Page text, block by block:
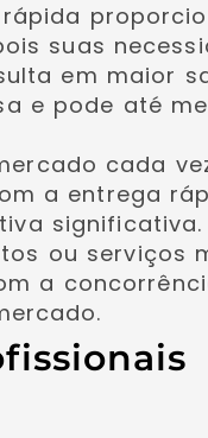
suas
em maior
e pode até
cada
a entrega
significativa.
ou serviços
a